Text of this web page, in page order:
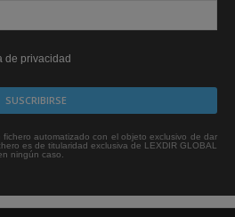
de privacidad
automatizado con el objeto exclusivo de dar
es de titularidad exclusiva de LEXDIR GLOBAL
ningún caso.